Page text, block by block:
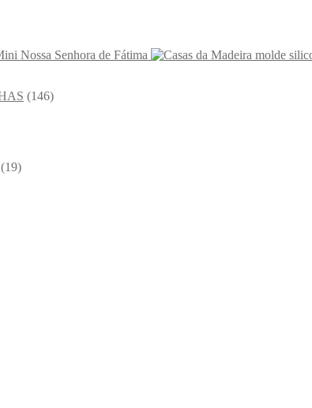
Nossa Senhora de Fátima
(146)
(19)